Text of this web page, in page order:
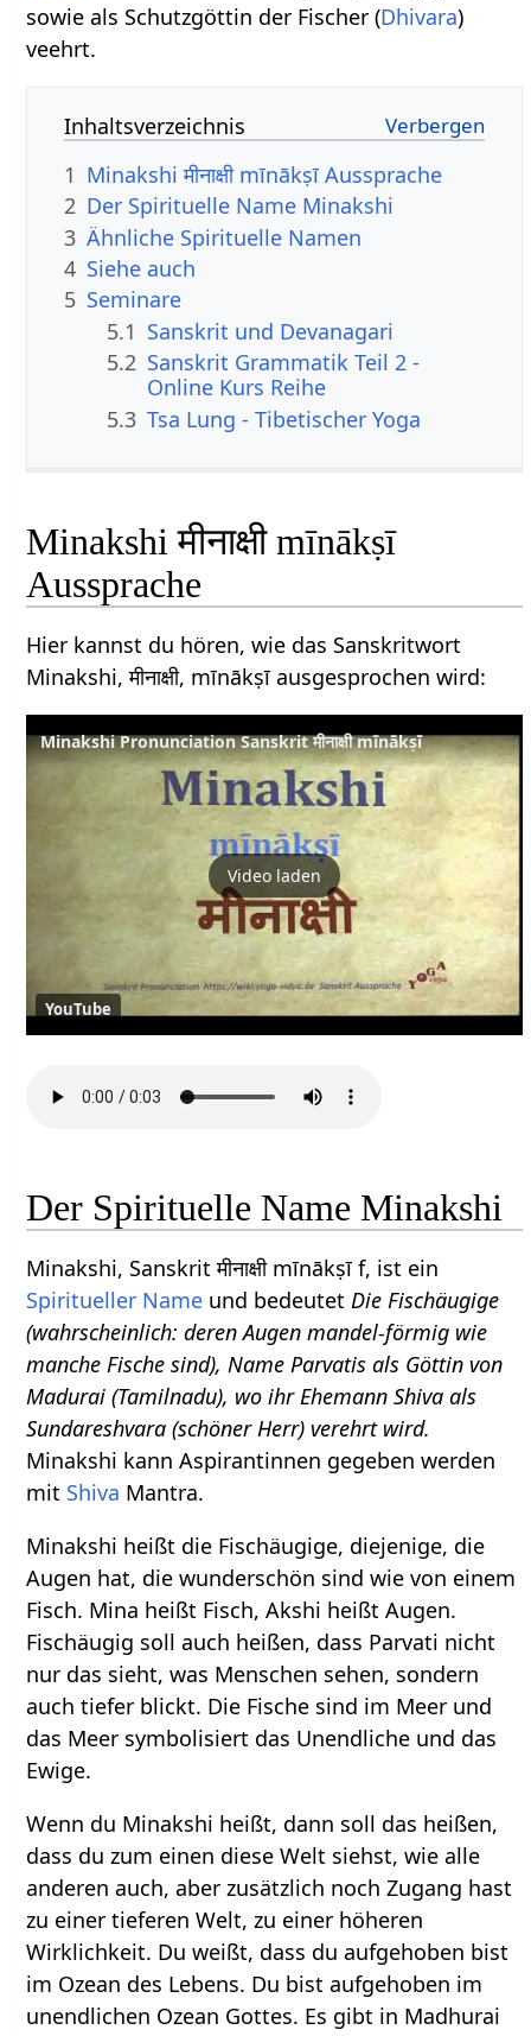
sowie als Schutzgöttin der Fischer (Dhivara)
veehrt.
Inhaltsverzeichnis
1 Minakshi मीनाक्षी mīnākṣī Aussprache
2 Der Spirituelle Name Minakshi
3 Ähnliche Spirituelle Namen
4 Siehe auch
5 Seminare
5.1 Sanskrit und Devanagari
5.2 Sanskrit Grammatik Teil 2 -
Online Kurs Reihe
5.3 Tsa Lung - Tibetischer Yoga
Minakshi मीनाक्षी mīnākṣī
Aussprache
Hier kannst du hören, wie das Sanskritwort
Minakshi, मीनाक्षी, mīnākṣī ausgesprochen wird:
Minakshi Pronunciation Sanskrit मीनाक्षी mīnākṣī
Video laden
YouTube
Der Spirituelle Name Minakshi
Minakshi, Sanskrit मीनाक्षी mīnākṣī f, ist ein
Spiritueller Name und bedeutetDie Fischäugige
(wahrscheinlich: deren Augen mandel-förmig wie
manche Fische sind), Name Parvatis als Göttin von
Madurai (Tamilnadu), wo ihr Ehemann Shiva als
Sundareshvara (schöner Herr) verehrt wird.
Minakshi kann Aspirantinnen gegeben werden
mit Shiva Mantra.
Minakshi heißt die Fischäugige, diejenige, die
Augen hat, die wunderschön sind wie von einem
Fisch. Mina heißt Fisch, Akshi heißt Augen.
Fischäugig soll auch heißen, dass Parvati nicht
nur das sieht, was Menschen sehen, sondern
auch tiefer blickt. Die Fische sind im Meer und
das Meer symbolisiert das Unendliche und das
Ewige.
Wenn du Minakshi heißt, dann soll das heißen,
dass du zum einen diese Welt siehst, wie alle
anderen auch, aber zusätzlich noch Zugang hast
zu einer tieferen Welt, zu einer höheren
Wirklichkeit. Du weißt, dass du aufgehoben bist
im Ozean des Lebens. Du bist aufgehoben im
unendlichen Ozean Gottes. Es gibt in Madhurai